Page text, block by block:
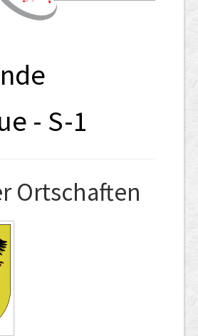
- S-1
Ortschaften